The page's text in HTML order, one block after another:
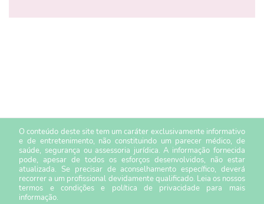
O conteúdo deste site tem um caráter exclusivamente informativo
e de entretenimento, não constituindo um parecer médico, de
saúde, segurança ou assessoria jurídica. A informação fornecida
pode, apesar de todos os esforços desenvolvidos, não estar
atualizada. Se precisar de aconselhamento específico, deverá
recorrer a um profissional devidamente qualificado. Leia os nossos
termos e condiçõese política de privacidade para mais
informação.